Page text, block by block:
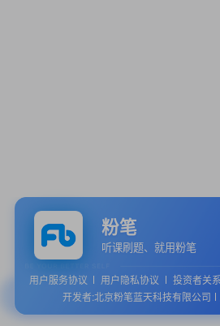
粉笔
听课刷题、就用粉笔
用户服务协议 用户隐私协议 投资者关系
开发者:北京粉笔蓝天科技有限公司